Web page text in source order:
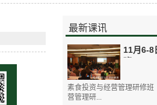
最新课讯
11月6-8
素食投资与经营管理研修
营管理研...